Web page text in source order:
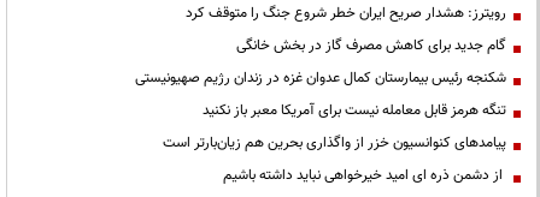
رویترز: هشدار صریح ایران خطر شروع جنگ را متوقف کرد
گام جدید برای کاهش مصرف گاز در بخش خانگی
شکنجه رئیس بیمارستان کمال عدوان غزه در زندان رژیم صهیونیستی
تنگه هرمز قابل معامله نیست برای آمریکا معبر باز نکنید
پیامدهای کنوانسیون خزر از واگذاری بحرین هم زیان‌بارتر است
از دشمن ذره ای امید خیرخواهی نباید داشته باشیم